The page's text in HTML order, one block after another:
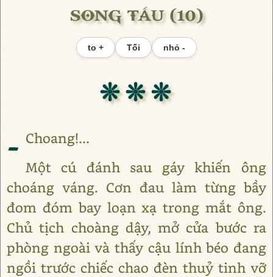
SONG TẤU (10)
to + Tối nhỏ -
❊ ❊ ❊
- Choang!...
Một cú đánh sau gáy khiến ông
choáng váng. Cơn đau làm từng bầy
đom đóm bay loạn xạ trong mắt ông.
Chủ tịch choàng dậy, mở cửa bước ra
phòng ngoài và thấy cậu lính béo đang
ngồi trước chiếc chao đèn thuỷ tinh vỡ